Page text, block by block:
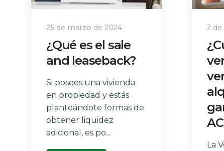
25 de marzo de 2024
¿Qué es el sale
and leaseback?
Si posees una vivienda
en propiedad y estás
planteándote formas de
obtener liquidez
adicional, es po...
2
La